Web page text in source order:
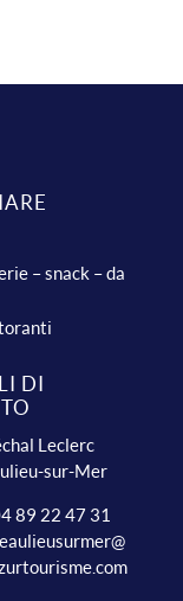
– snack – da
DI
Leclerc
sur-Mer
89 22 47 31